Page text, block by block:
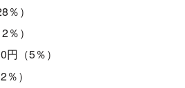
）
）
（5％）
）